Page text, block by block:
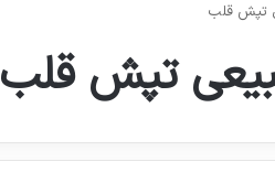
تپش قلب
تپش قلب